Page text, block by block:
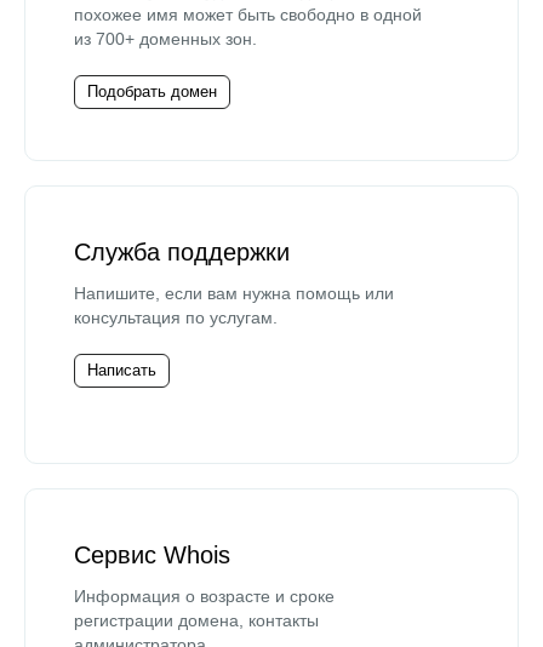
похожее имя может быть свободно в одной
из 700+ доменных зон.
Подобрать домен
Служба поддержки
Напишите, если вам нужна помощь или
консультация по услугам.
Написать
Сервис Whois
Информация о возрасте и сроке
регистрации домена, контакты